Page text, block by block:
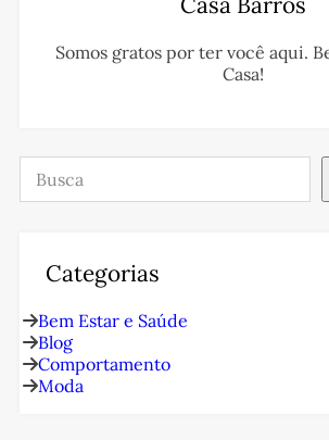
Somos gratos por ter você aqui.
Casa!
Pesquisar
Categorias
Bem Estar e Saúde
Blog
Comportamento
Moda